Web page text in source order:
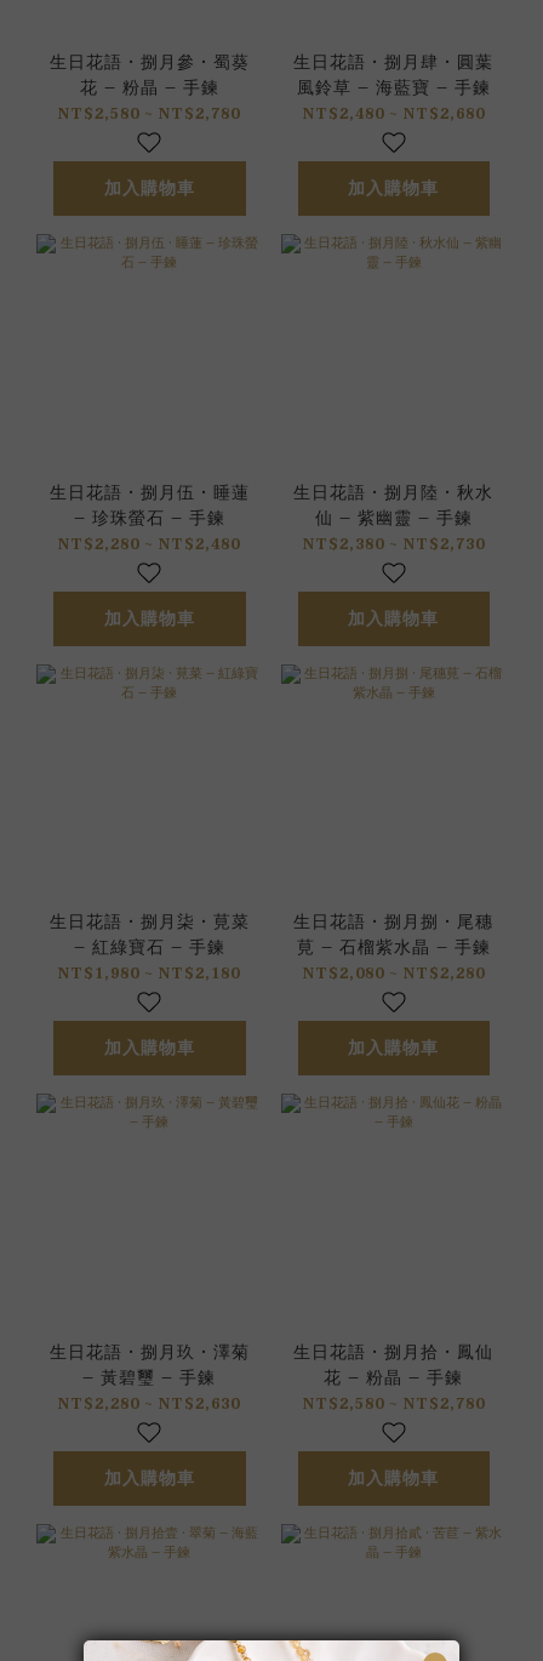
生日花語 • 捌月參 • 蜀葵
花 – 粉晶 – 手鍊
NT$2,580 ~ NT$2,780
加入購物車
生日花語 • 捌月肆 • 圓葉
風鈴草 – 海藍寶 – 手鍊
NT$2,480 ~ NT$2,680
加入購物車
生日花語 • 捌月伍 • 睡蓮
– 珍珠螢石 – 手鍊
NT$2,280 ~ NT$2,480
加入購物車
生日花語 • 捌月陸 • 秋水
仙 – 紫幽靈 – 手鍊
NT$2,380 ~ NT$2,730
加入購物車
生日花語 • 捌月柒 • 莧菜
– 紅綠寶石 – 手鍊
NT$1,980 ~ NT$2,180
加入購物車
生日花語 • 捌月捌 • 尾穗
莧 – 石榴紫水晶 – 手鍊
NT$2,080 ~ NT$2,280
加入購物車
生日花語 • 捌月玖 • 澤菊
– 黃碧璽 – 手鍊
NT$2,280 ~ NT$2,630
加入購物車
生日花語 • 捌月拾 • 鳳仙
花 – 粉晶 – 手鍊
NT$2,580 ~ NT$2,780
加入購物車